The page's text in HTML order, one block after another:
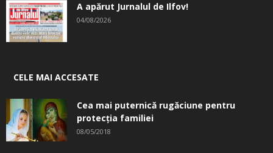
A apărut Jurnalul de Ilfov!
04/08/2026
CELE MAI ACCESATE
Cea mai puternică rugăciune pentru
protecția familiei
08/05/2018